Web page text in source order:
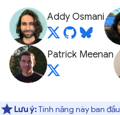
Addy Osmani
Patrick Meenan
Lưu ý:Tính năng này ban